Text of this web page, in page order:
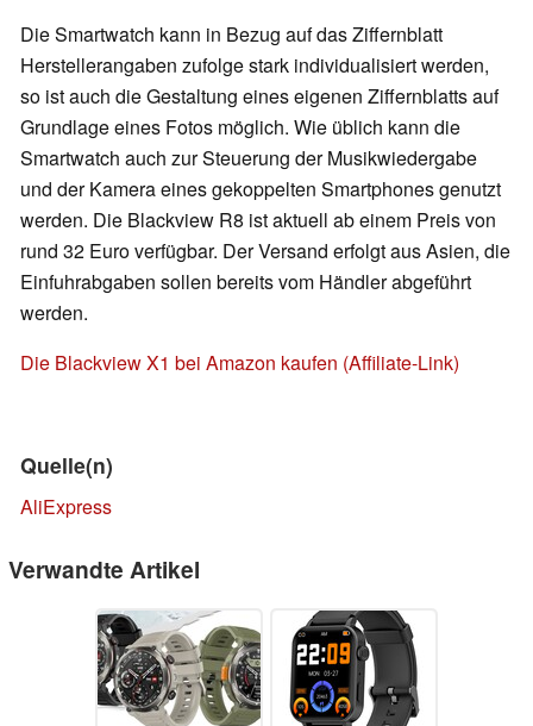
Die Smartwatch kann in Bezug auf das Ziffernblatt
Herstellerangaben zufolge stark individualisiert werden,
so ist auch die Gestaltung eines eigenen Ziffernblatts auf
Grundlage eines Fotos möglich. Wie üblich kann die
Smartwatch auch zur Steuerung der Musikwiedergabe
und der Kamera eines gekoppelten Smartphones genutzt
werden. Die Blackview R8 ist aktuell ab einem Preis von
rund 32 Euro verfügbar. Der Versand erfolgt aus Asien, die
Einfuhrabgaben sollen bereits vom Händler abgeführt
werden.
Die Blackview X1 bei Amazon kaufen (Affiliate-Link)
Quelle(n)
AliExpress
Verwandte Artikel